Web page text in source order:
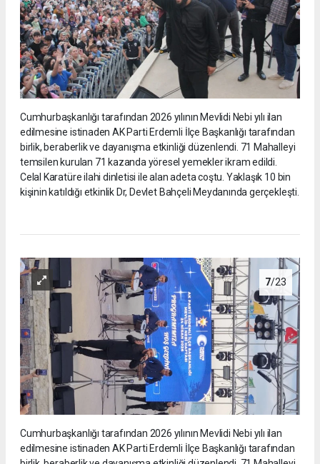
Cumhurbaşkanlığı tarafından 2026 yılının Mevlidi Nebi yılı ilan
edilmesine istinaden AK Parti Erdemli İlçe Başkanlığı tarafından
birlik, beraberlik ve dayanışma etkinliği düzenlendi. 71 Mahalleyi
temsilen kurulan 71 kazanda yöresel yemekler ikram edildi.
Celal Karatüre ilahi dinletisi ile alan adeta coştu. Yaklaşık 10 bin
kişinin katıldığı etkinlik Dr, Devlet Bahçeli Meydanında gerçekleşti.
7/23
Cumhurbaşkanlığı tarafından 2026 yılının Mevlidi Nebi yılı ilan
edilmesine istinaden AK Parti Erdemli İlçe Başkanlığı tarafından